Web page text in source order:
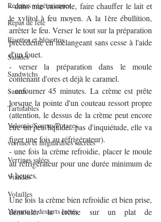
Recettes végétariennes
Repas de fête
Risottos et blésottos
Salades
Sandwichs
Sauces
Tartinables
Veloutés/Soupes/Potages
verrines et mignardises sucrées
Verrines salées
Viandes
Volailles
Yaourts et desserts lactés
- dans une casserole, faire chauffer le lait et
le xylitol à feu moyen. A la 1ère ébullition,
arrêter le feu. Verser le tout sur la préparation
précédente en mélangeant sans cesse à l'aide
d'un fouet.
- verser la préparation dans le moule
contenant d'ores et déjà le caramel.
- enfourner 45 minutes. La crème est prête
lorsque la pointe d'un couteau ressort propre
(attention, le dessus de la crème peut encore
être un peu liquide...pas d'inquiétude, elle va
figer une fois au réfrigérateur).
- une fois la crème refroidie, placer le moule
au réfrigérateur pour une durée minimum de
4 heures.
Une fois la crème bien refroidie et bien prise,
démouler la crème sur un plat de